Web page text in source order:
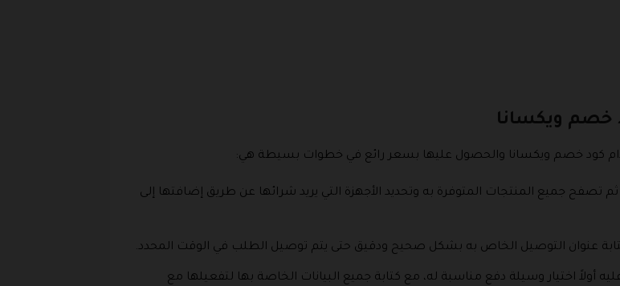
خصم ويكسانا
كود خصم ويكسانا والحصول عليها بسعر رائع في خطوات بسيطة هي:
تصفح جميع المنتجات المتوفرة به وتحديد الأجهزة التي يريد شرائها عن طريق إضافتها إلى
عنوان التوصيل الخاص به بشكل صحيح ودقيق حتى يتم توصيل الطلب في الوقت المحدد.
أولاً اختيار وسيلة دفع مناسبة له، مع كتابة جميع البيانات الخاصة بها لتفعيلها مع